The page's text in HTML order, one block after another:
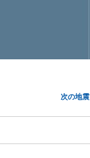
次の地震